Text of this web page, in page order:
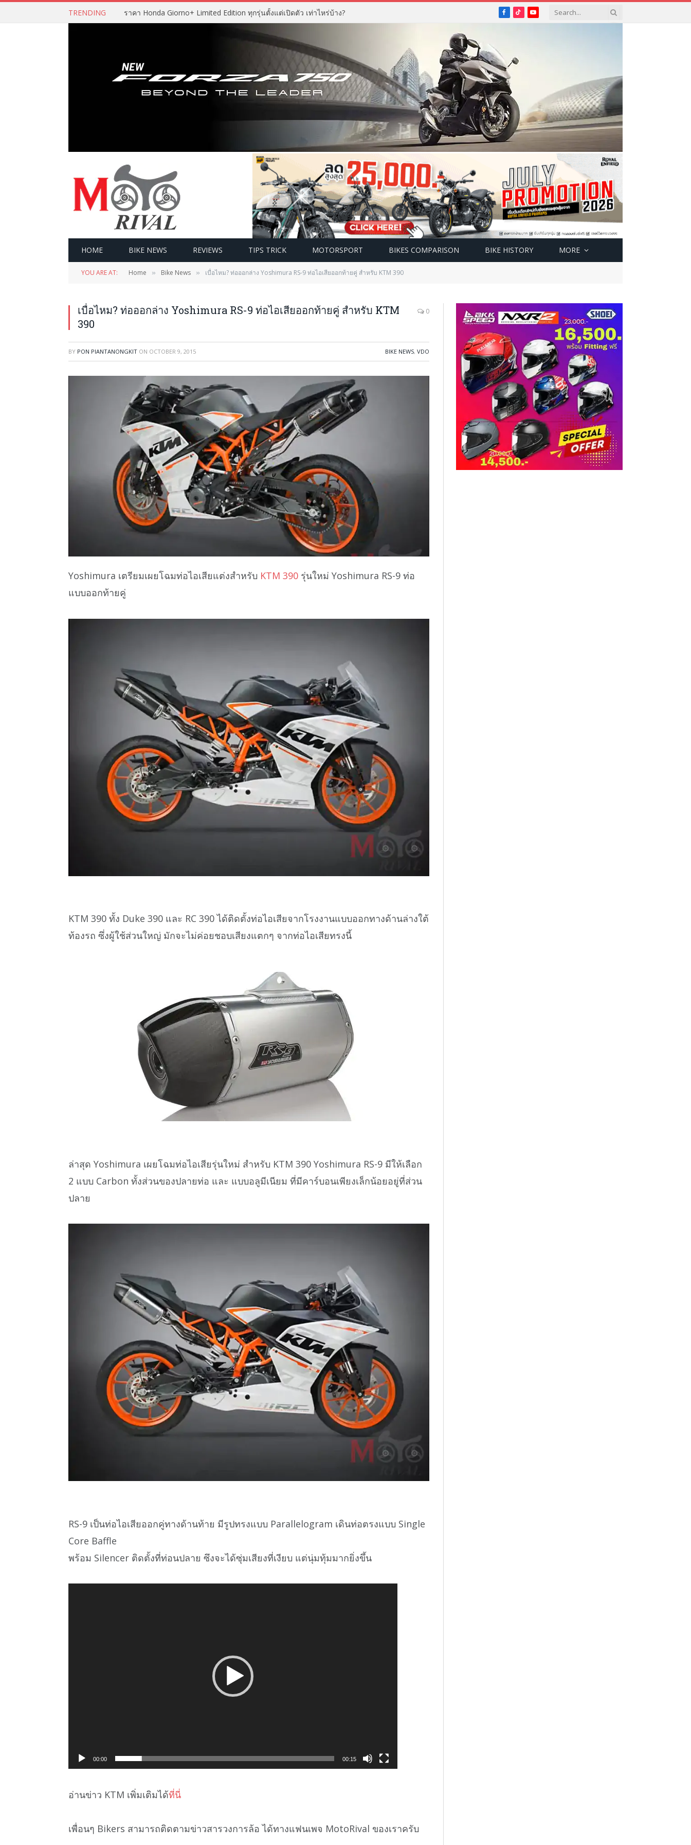
TRENDING ราคา Honda Giorno+ Limited Edition ทุกรุ่นตั้งแต่เปิดตัว เท่าไหร่บ้าง? Facebook
TikTokYouTube
HOME BIKE NEWS REVIEWS TIPS TRICK MOTORSPORT BIKES COMPARISON BIKE HISTORY MORE
YOU ARE AT: Home » Bike News » เบื่อไหม? ท่อออกล่าง Yoshimura RS-9 ท่อไอเสียออกท้ายคู่ สำหรับ KTM 390
เบื่อไหม? ท่อออกล่าง Yoshimura RS-9 ท่อไอเสียออกท้ายคู่ สำหรับ KTM
390
0
BY PON PIANTANONGKIT ON OCTOBER 9, 2015 BIKE NEWS, VDO
Yoshimura เตรียมเผยโฉมท่อไอเสียแต่งสำหรับ KTM 390 รุ่นใหม่ Yoshimura RS-9 ท่อ
แบบออกท้ายคู่
KTM 390 ทั้ง Duke 390 และ RC 390 ได้ติดตั้งท่อไอเสียจากโรงงานแบบออกทางด้านล่างใต้
ท้องรถ ซึ่งผู้ใช้ส่วนใหญ่ มักจะไม่ค่อยชอบเสียงแตกๆ จากท่อไอเสียทรงนี้
ล่าสุด Yoshimura เผยโฉมท่อไอเสียรุ่นใหม่ สำหรับ KTM 390 Yoshimura RS-9 มีให้เลือก
2 แบบ Carbon ทั้งส่วนของปลายท่อ และ แบบอลูมีเนียม ที่มีคาร์บอนเพียงเล็กน้อยอยู่ที่ส่วน
ปลาย
RS-9 เป็นท่อไอเสียออกคู่ทางด้านท้าย มีรูปทรงแบบ Parallelogram เดินท่อตรงแบบ Single
Core Baffle
พร้อม Silencer ติดตั้งที่ท่อนปลาย ซึงจะได้ซุ่มเสียงที่เงียบ แต่นุ่มทุ้มมากยิ่งขึ้น
00:00 00:15
อ่านข่าว KTM เพิ่มเติมได้ที่นี่
เพื่อนๆ Bikers สามารถติดตามข่าวสารวงการล้อ ได้ทางแฟนเพจ MotoRival ของเราครับ